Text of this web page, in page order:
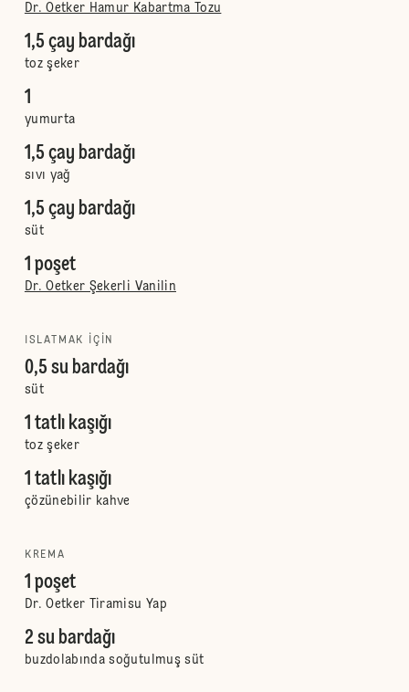
Dr. Oetker Hamur Kabartma Tozu
1,5 çay bardağı
toz şeker
1
yumurta
1,5 çay bardağı
sıvı yağ
1,5 çay bardağı
süt
1 poşet
Dr. Oetker Şekerli Vanilin
ISLATMAK IÇIN
0,5 su bardağı
süt
1 tatlı kaşığı
toz şeker
1 tatlı kaşığı
çözünebilir kahve
KREMA
1 poşet
Dr. Oetker Tiramisu Yap
2 su bardağı
buzdolabında soğutulmuş süt